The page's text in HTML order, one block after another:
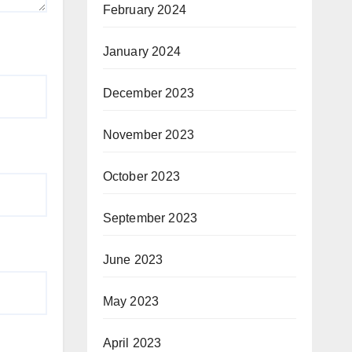
February 2024
January 2024
December 2023
November 2023
October 2023
September 2023
June 2023
May 2023
April 2023